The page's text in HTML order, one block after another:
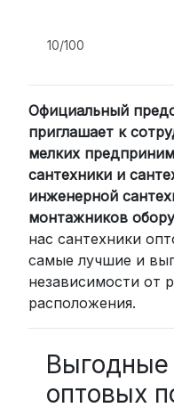
компании
Для клиентов
России мы
проверенными
компаниями:
СДЭК:
пункта
курьером
Стоимость
рублей
пунктов
Сроки —
350 рублей
10/100
Официальный
приглашает к
мелких
сантехники и
инженерной
монтажников
нас сантехники
самые лучшие и
независимости от
расположения.
Выгодные
оптовых